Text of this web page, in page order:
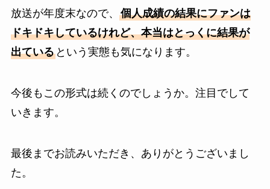
放送が年度末なので、 個人成績の結果にファンは
ドキドキしているけれど、本当はとっくに結果が
出ているという実態も気になります。
今後もこの形式は続くのでしょうか。注目でして
いきます。
最後までお読みいただき、ありがとうございまし
た。